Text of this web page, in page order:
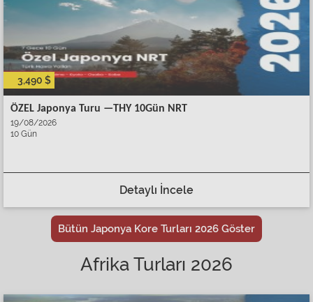
3,490 $
ÖZEL Japonya Turu —THY 10Gün NRT
19/08/2026
10 Gün
Detaylı İncele
Bütün Japonya Kore Turları 2026 Göster
Afrika Turları 2026